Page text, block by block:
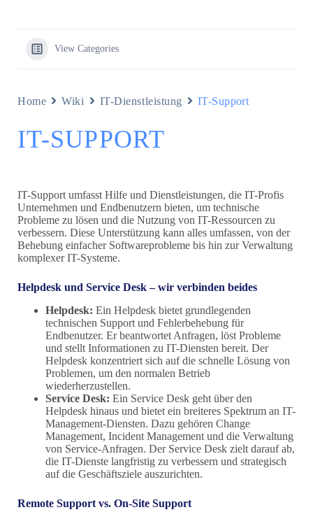
View Categories
Home Wiki IT-Dienstleistung IT-Support
IT-SUPPORT
IT-Support umfasst Hilfe und Dienstleistungen, die IT-Profis
Unternehmen und Endbenutzern bieten, um technische
Probleme zu lösen und die Nutzung von IT-Ressourcen zu
verbessern. Diese Unterstützung kann alles umfassen, von der
Behebung einfacher Softwareprobleme bis hin zur Verwaltung
komplexer IT-Systeme.
Helpdesk und Service Desk – wir verbinden beides
Helpdesk: Ein Helpdesk bietet grundlegenden
technischen Support und Fehlerbehebung für
Endbenutzer. Er beantwortet Anfragen, löst Probleme
und stellt Informationen zu IT-Diensten bereit. Der
Helpdesk konzentriert sich auf die schnelle Lösung von
Problemen, um den normalen Betrieb
wiederherzustellen.
Service Desk: Ein Service Desk geht über den
Helpdesk hinaus und bietet ein breiteres Spektrum an IT-
Management-Diensten. Dazu gehören Change
Management, Incident Management und die Verwaltung
von Service-Anfragen. Der Service Desk zielt darauf ab,
die IT-Dienste langfristig zu verbessern und strategisch
auf die Geschäftsziele auszurichten.
Remote Support vs. On-Site Support